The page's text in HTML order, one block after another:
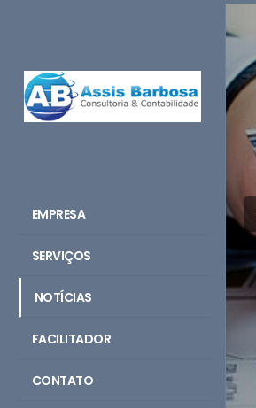
EMPRESA
SERVIÇOS
NOTÍCIAS
FACILITADOR
CONTATO